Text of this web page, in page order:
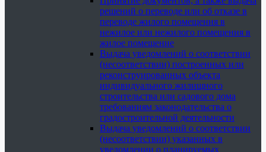
решений о переводе или об отказе в
переводе жилого помещения в
нежилое или нежилого помещения в
жилое помещение
Выдача уведомлений о соответствии
(несоответствии) построенных или
реконструированных объекта
индивидуального жилищного
строительства или садового дома
требованиям законодательства о
градостроительной деятельности
Выдача уведомлений о соответствии
(несоответствии) указанных в
уведомлении о планируемых